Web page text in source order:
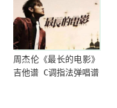
周杰伦《最长的电影》
吉他谱 C调指法弹唱谱